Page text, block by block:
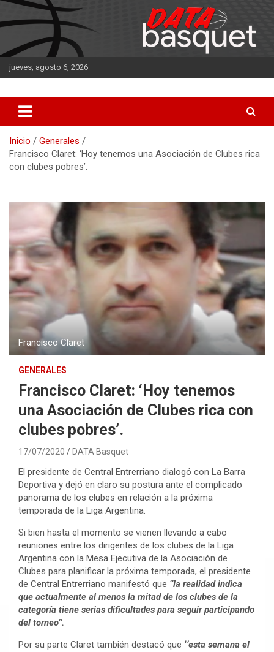
Saltar
al
contenido
jueves, agosto 6, 2026
DATA Basquet
Inicio
Generales
Francisco Claret: ‘Hoy tenemos una Asociación de Clubes rica
con clubes pobres’.
Francisco Claret
GENERALES
Francisco Claret: ‘Hoy tenemos
una Asociación de Clubes rica con
clubes pobres’.
17/07/2020 DATA Basquet
El presidente de Central Entrerriano dialogó con La Barra
Deportiva y dejó en claro su postura ante el complicado
panorama de los clubes en relación a la próxima
temporada de la Liga Argentina.
Si bien hasta el momento se vienen llevando a cabo
reuniones entre los dirigentes de los clubes de la Liga
Argentina con la Mesa Ejecutiva de la Asociación de
Clubes para planificar la próxima temporada, el presidente
de Central Entrerriano manifestó que ‘‘la realidad indica
que actualmente al menos la mitad de los clubes de la
categoría tiene serias dificultades para seguir participando
del torneo’’.
Por su parte Claret también destacó que ‘‘esta semana el